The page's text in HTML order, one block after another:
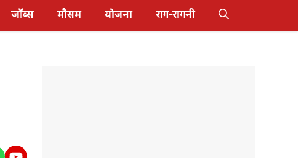
जॉब्स मौसम योजना राग-रागनी